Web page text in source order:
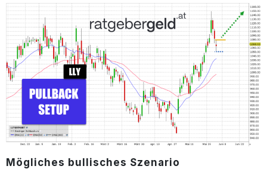
Mögliches bullisches Szenario